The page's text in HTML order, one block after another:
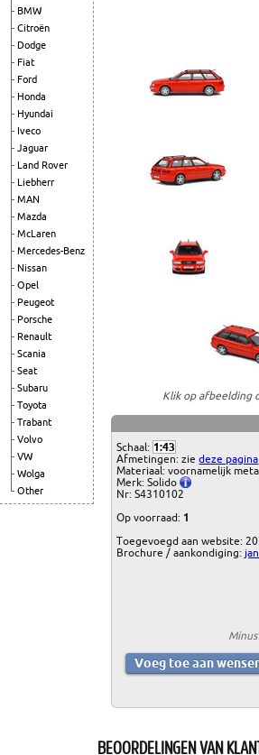
BMW
Citroën
Dodge
Fiat
Ford
Honda
Hyundai
Iveco
Jaguar
Land Rover
Liebherr
MAN
Mazda
McLaren
Mercedes-Benz
Nissan
Opel
Peugeot
Porsche
Renault
Scania
Seat
Subaru
Toyota
Trabant
Volvo
VW
Wolga
Other
Klik op afbeelding
Schaal: 1:43
Afmetingen: ziedeze pagina
Materiaal: voornamelijk
Merk: Solido
Nr: S4310102
Op voorraad: 1
Toegevoegd aan website:
Brochure / aankondiging:
BEOORDELINGEN VAN